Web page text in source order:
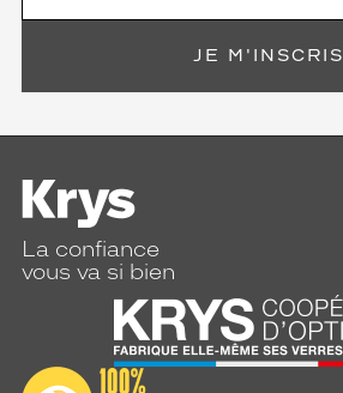
JE M'INSCRIS
La confiance
vous va si bien